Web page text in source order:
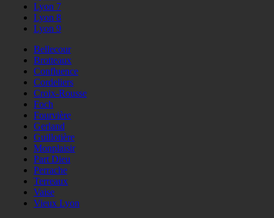
Lyon 7
Lyon 8
Lyon 9
Bellecour
Brotteaux
Confluence
Cordeliers
Croix-Rousse
Foch
Fourvière
Gerland
Guillotière
Monplaisir
Part Dieu
Perrache
Terreaux
Vaise
Vieux Lyon